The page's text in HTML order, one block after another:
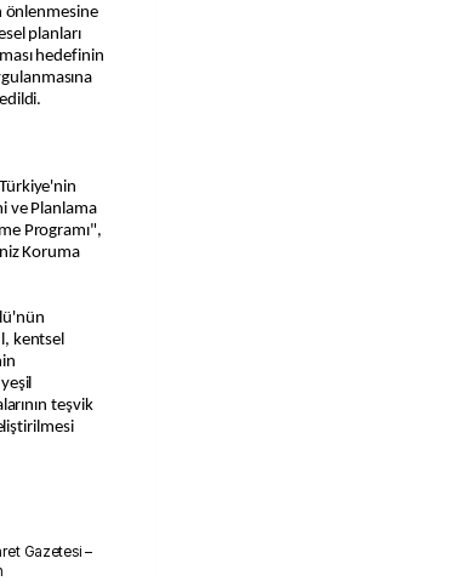
önlenmesine
planları
hedefinin
ve Planlama
Programı",
Koruma
kentsel
teşvik
Gazetesi –